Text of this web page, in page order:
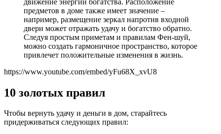
предметов в доме также имеет значение –
например, размещение зеркал напротив входной
двери может отражать удачу и богатство обратно.
Следуя простым приметам и правилам Фен-шуй,
можно создать гармоничное пространство, которое
привлечет положительные изменения в жизнь.
https://www.youtube.com/embed/yFu68X_xvU8
10 золотых правил
Чтобы вернуть удачу и деньги в дом, старайтесь
придерживаться следующих правил: